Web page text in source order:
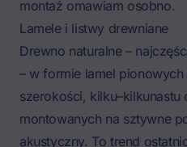
montaż omawiam osobno.
Lamele i listwy drewniane
Drewno naturalne –
– w formie lamel
szerokości, kilku–kilkunastu
montowanych na sztywne
akustyczny. To trend